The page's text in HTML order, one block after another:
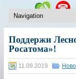
Поддержи
Росатома»!
11.09.2019